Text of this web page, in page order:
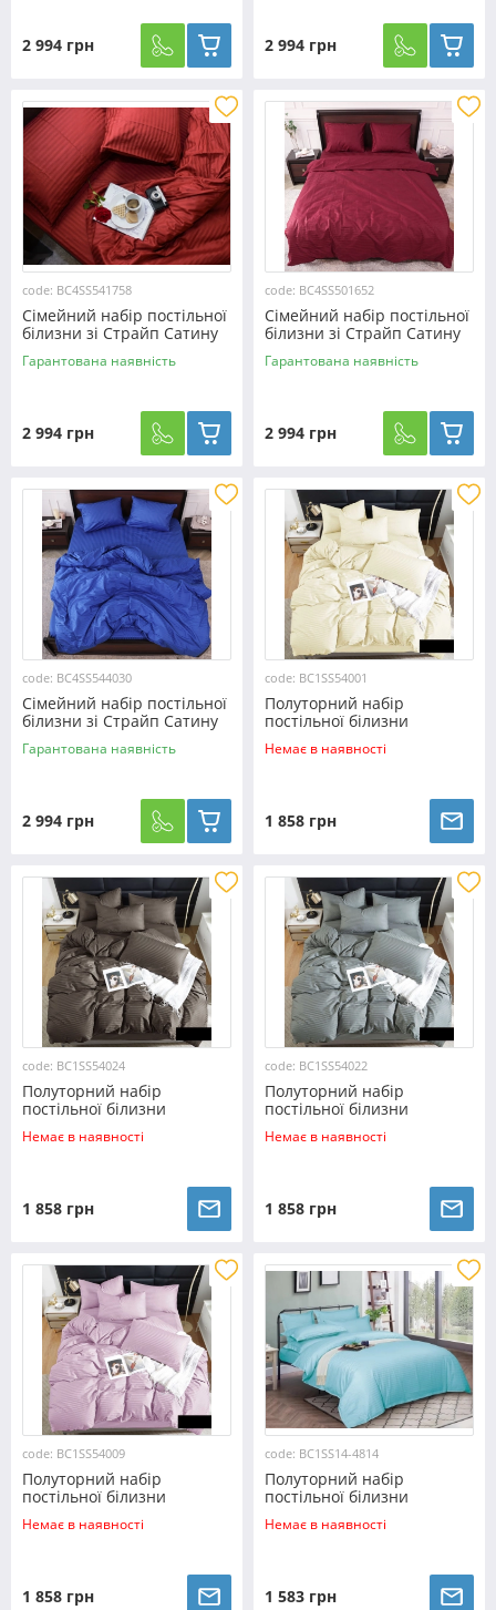
2 994 грн 2 994 грн
code: BC4SS541758
Сімейний набір постільної
білизни зі Страйп Сатину
№541758 KRISPOL™
Гарантована наявність
2 994 грн
code: BC4SS501652
Сімейний набір постільної
білизни зі Страйп Сатину
№501652 Черешенка™
Гарантована наявність
2 994 грн
code: BC4SS544030
Сімейний набір постільної
білизни зі Страйп Сатину
№544030 KRISPOL™
Гарантована наявність
2 994 грн
code: BC1SS54001
Полуторний набір
постільної білизни
150*220 з Страйп Сатину
№54001
Немає в наявності
1 858 грн
code: BC1SS54024
Полуторний набір
постільної білизни
150*220 з Страйп Сатину
№54024
Немає в наявності
1 858 грн
code: BC1SS54022
Полуторний набір
постільної білизни
150*220 з Страйп Сатину
№54022
Немає в наявності
1 858 грн
code: BC1SS54009
Полуторний набір
постільної білизни
150*220 зі Страйп Сатину
№54009
Немає в наявності
1 858 грн
code: BC1SS14-4814
Полуторний набір
постільної білизни
150*220 зі Страйп Сатину
№14-4814 Черешенка™
Немає в наявності
1 583 грн